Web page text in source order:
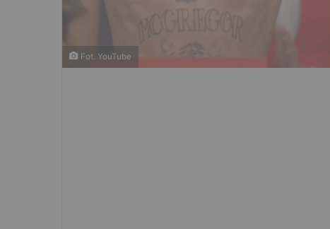
Fot. YouTube